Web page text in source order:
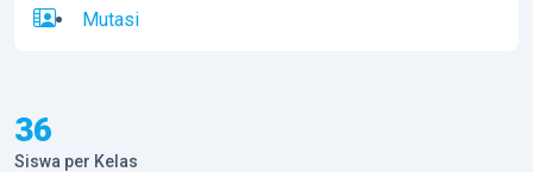
Mutasi
36
Siswa per Kelas